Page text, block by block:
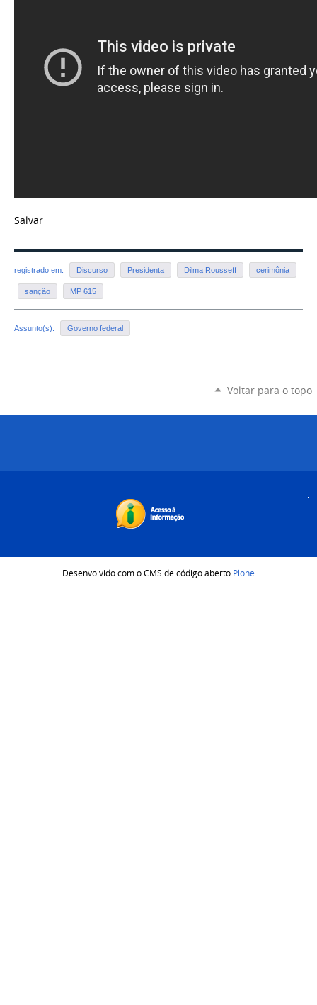
Salvar
registrado em: Discurso Presidenta Dilma Rousseff cerimônia
sanção MP 615
Assunto(s): Governo federal
Voltar para o topo
Desenvolvido com o CMS de código aberto Plone